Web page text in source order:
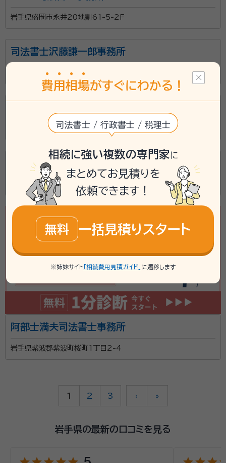
岩手県盛岡市永井20地割61-5-2Ｆ
司法書士沢藤謙一郎事務所
岩手県二戸市福岡字城ノ外42-1
岩手県奥州市水沢区字多賀10
吉田昇司法書士事務所
岩手県宮古市宮町1丁目1-47
阿部士満夫司法書士事務所
岩手県紫波郡紫波町桜町1丁目2-4
1 2 3 › »
岩手県の最新の口コミを見る
費用 相場がすぐにわかる！
司法書士 / 行政書士 / 税理士
相続に強い複数の専門家に
まとめてお見積りを
依頼できます！
無料 一括見積りスタート
※姉妹サイト 「相続費用見積ガイド」 に遷移します